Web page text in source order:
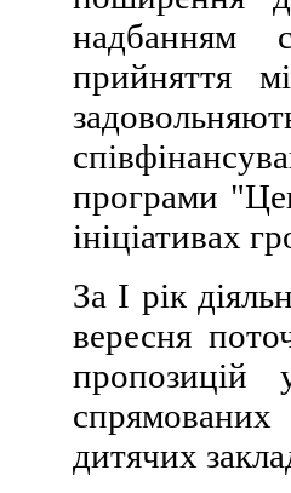
надбанням
прийняття
програми
ініціативах
За І рік
вересня
пропозицій
дитячих